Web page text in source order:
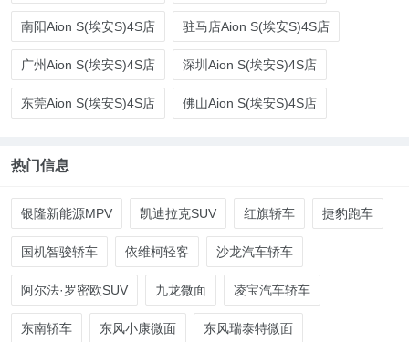
南阳Aion S(埃安S)4S店 驻马店Aion S(埃安S)4S店
广州Aion S(埃安S)4S店 深圳Aion S(埃安S)4S店
东莞Aion S(埃安S)4S店 佛山Aion S(埃安S)4S店
热门信息
银隆新能源MPV 凯迪拉克SUV 红旗轿车 捷豹跑车
国机智骏轿车 依维柯轻客 沙龙汽车轿车
阿尔法·罗密欧SUV 九龙微面 凌宝汽车轿车
东南轿车 东风小康微面 东风瑞泰特微面